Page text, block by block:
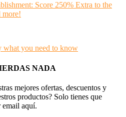
Score 250% Extra to the
more!
what you need to know
NADA
mejores ofertas, descuentos y
productos? Solo tienes que
email aquí.